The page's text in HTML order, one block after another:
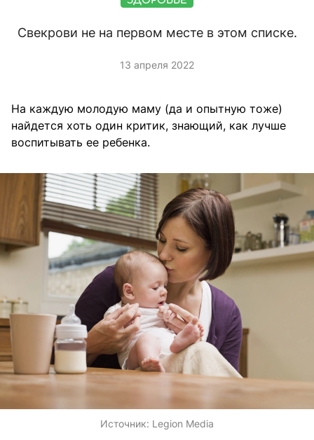
Свекрови не на первом месте в этом списке.
13 апреля 2022
На каждую молодую маму (да и опытную тоже)
найдется хоть один критик, знающий, как лучше
воспитывать ее ребенка.
Источник: Legion Media